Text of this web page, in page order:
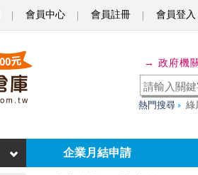
會員中心 會員註冊 會員登入
→ 政府機
熱門搜尋 綠
企業月結申請